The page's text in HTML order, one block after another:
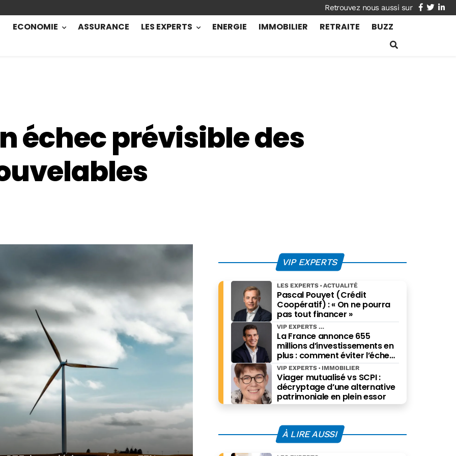
facebook
twitter
ECONOMIE ASSURANCE LES EXPERTS ENERGIE IMMOBILIER RETRAITE BUZZ
échec prévisible des
VIP EXPERTS
Pascal Pouyet (Crédit
Coopératif) : « On ne pourra
pas tout financer »
LES EXPERTS ACTUALITÉ
La France annonce 655
millions d’investissements en
plus : comment éviter l’échec
des projets à grande échelle ?
VIP EXPERTS
Viager mutualisé vs SCPI :
décryptage d’une alternative
patrimoniale en plein essor
VIP EXPERTS IMMOBILIER
À LIRE AUSSI